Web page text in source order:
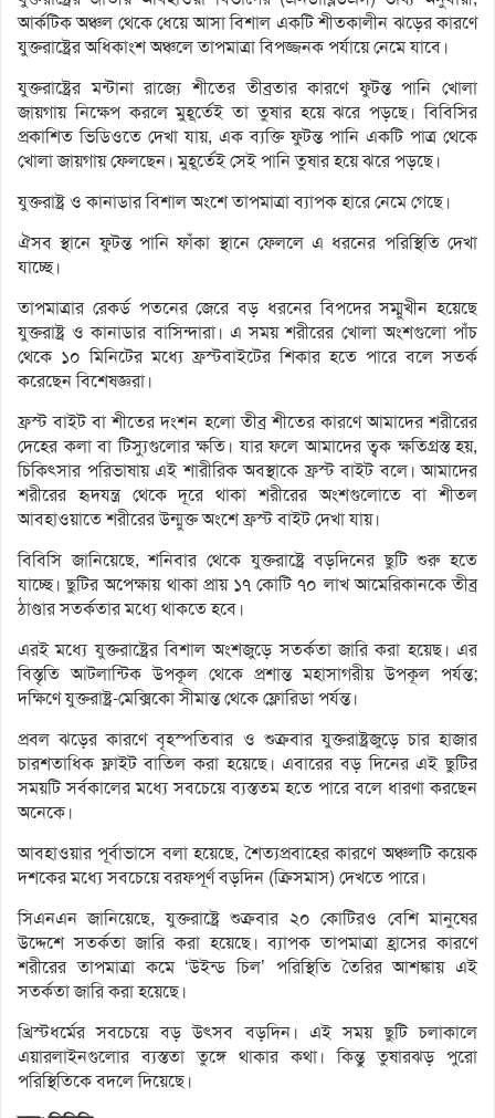
আর্কটিক অঞ্চল থেকে ধেয়ে আসা বিশাল একটি শীতকালীন ঝড়ের কারণে
যুক্তরাষ্ট্রের অধিকাংশ অঞ্চলে তাপমাত্রা বিপজ্জনক পর্যায়ে নেমে যাবে।
যুক্তরাষ্ট্রের মন্টানা রাজ্যে শীতের তীব্রতার কারণে ফুটন্ত পানি খোলা
জায়গায় নিক্ষেপ করলে মুহূর্তেই তা তুষার হয়ে ঝরে পড়ছে। বিবিসির
প্রকাশিত ভিডিওতে দেখা যায়, এক ব্যক্তি ফুটন্ত পানি একটি পাত্র থেকে
খোলা জায়গায় ফেলছেন। মুহূর্তেই সেই পানি তুষার হয়ে ঝরে পড়ছে।
যুক্তরাষ্ট্র ও কানাডার বিশাল অংশে তাপমাত্রা ব্যাপক হারে নেমে গেছে।
ঐসব স্থানে ফুটন্ত পানি ফাঁকা স্থানে ফেললে এ ধরনের পরিস্থিতি দেখা
যাচ্ছে।
তাপমাত্রার রেকর্ড পতনের জেরে বড় ধরনের বিপদের সম্মুখীন হয়েছে
যুক্তরাষ্ট্র ও কানাডার বাসিন্দারা। এ সময় শরীরের খোলা অংশগুলো পাঁচ
থেকে ১০ মিনিটের মধ্যে ফ্রস্টবাইটের শিকার হতে পারে বলে সতর্ক
করেছেন বিশেষজ্ঞরা।
ফ্রস্ট বাইট বা শীতের দংশন হলো তীব্র শীতের কারণে আমাদের শরীরের
দেহের কলা বা টিস্যুগুলোর ক্ষতি। যার ফলে আমাদের ত্বক ক্ষতিগ্রস্ত হয়,
চিকিৎসার পরিভাষায় এই শারীরিক অবস্থাকে ফ্রস্ট বাইট বলে। আমাদের
শরীরের হৃদযন্ত্র থেকে দূরে থাকা শরীরের অংশগুলোতে বা শীতল
আবহাওয়াতে শরীরের উন্মুক্ত অংশে ফ্রস্ট বাইট দেখা যায়।
বিবিসি জানিয়েছে, শনিবার থেকে যুক্তরাষ্ট্রে বড়দিনের ছুটি শুরু হতে
যাচ্ছে। ছুটির অপেক্ষায় থাকা প্রায় ১৭ কোটি ৭০ লাখ আমেরিকানকে তীব্র
ঠাণ্ডার সতর্কতার মধ্যে থাকতে হবে।
এরই মধ্যে যুক্তরাষ্ট্রের বিশাল অংশজুড়ে সতর্কতা জারি করা হয়েছ। এর
বিস্তৃতি আটলান্টিক উপকূল থেকে প্রশান্ত মহাসাগরীয় উপকূল পর্যন্ত;
দক্ষিণে যুক্তরাষ্ট্র-মেক্সিকো সীমান্ত থেকে ফ্লোরিডা পর্যন্ত।
প্রবল ঝড়ের কারণে বৃহস্পতিবার ও শুক্রবার যুক্তরাষ্ট্রজুড়ে চার হাজার
চারশতাধিক ফ্লাইট বাতিল করা হয়েছে। এবারের বড় দিনের এই ছুটির
সময়টি সর্বকালের মধ্যে সবচেয়ে ব্যস্ততম হতে পারে বলে ধারণা করছেন
অনেকে।
আবহাওয়ার পূর্বাভাসে বলা হয়েছে, শৈত্যপ্রবাহের কারণে অঞ্চলটি কয়েক
দশকের মধ্যে সবচেয়ে বরফপূর্ণ বড়দিন (ক্রিসমাস) দেখতে পারে।
সিএনএন জানিয়েছে, যুক্তরাষ্ট্রে শুক্রবার ২০ কোটিরও বেশি মানুষের
উদ্দেশে সতর্কতা জারি করা হয়েছে। ব্যাপক তাপমাত্রা হ্রাসের কারণে
শরীরের তাপমাত্রা কমে ‘উইন্ড চিল’ পরিস্থিতি তৈরির আশঙ্কায় এই
সতর্কতা জারি করা হয়েছে।
খ্রিস্টধর্মের সবচেয়ে বড় উত্সব বড়দিন। এই সময় ছুটি চলাকালে
এয়ারলাইনগুলোর ব্যস্ততা তুঙ্গে থাকার কথা। কিন্তু তুষারঝড় পুরো
পরিস্থিতিকে বদলে দিয়েছে।